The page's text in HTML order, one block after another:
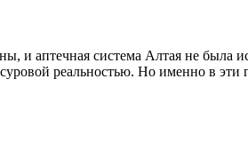
и аптечная система Алтая не
реальностью. Но именно в эти